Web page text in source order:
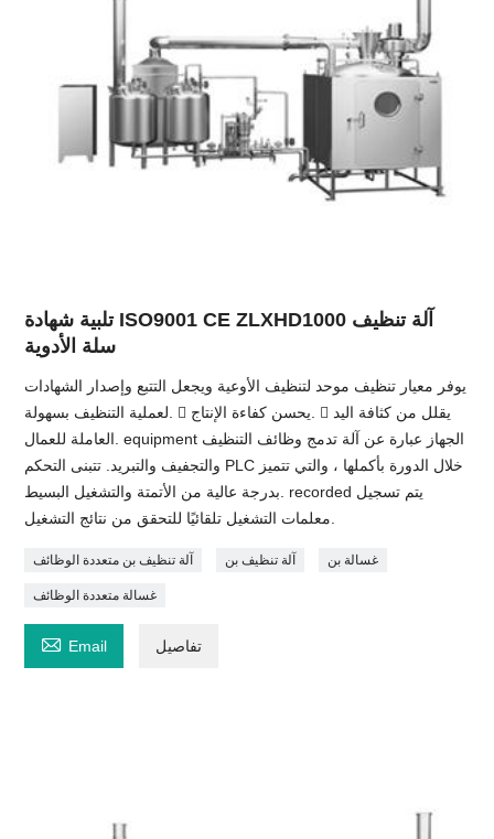
تلبية شهادة ISO9001 CE ZLXHD1000 آلة تنظيف
سلة الأدوية
يوفر معيار تنظيف موحد لتنظيف الأوعية ويجعل التتبع وإصدار الشهادات
لعملية التنظيف بسهولة.  يحسن كفاءة الإنتاج.  يقلل من كثافة اليد
العاملة للعمال. equipment الجهاز عبارة عن آلة تدمج وظائف التنظيف
والتجفيف والتبريد. تتبنى التحكم PLC خلال الدورة بأكملها ، والتي تتميز
بدرجة عالية من الأتمتة والتشغيل البسيط. recorded يتم تسجيل
آلة تنظيف بن متعددة الوظائف آلة تنظيف بن غسالة بن
غسالة متعددة الوظائف
 Email تفاصيل